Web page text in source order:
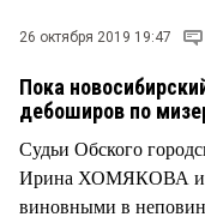
26 октября 2019 19:47
Пока
дебоширов по
Судьи Обского
Ирина ХОМЯКОВА и
виновными в